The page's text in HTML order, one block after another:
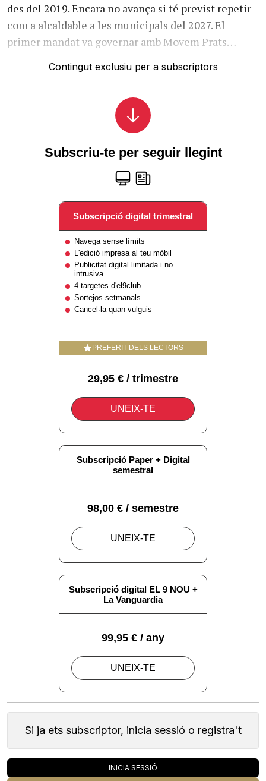
des del 2019. Encara no avança si té previst repetir
com a alcaldable a les municipals del 2027. El
primer mandat va governar amb Movem Prats…
Contingut exclusiu per a subscriptors
Si ja ets subscriptor, inicia sessió o registra't
INICIA SESSIÓ